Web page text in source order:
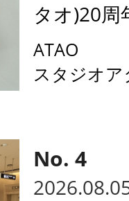
タオ)20周
ATAO
スタジオ